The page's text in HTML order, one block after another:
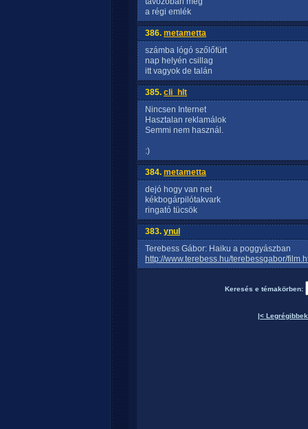
a régi emlék
386. metametta
számba lógó szőlőfürt
nap helyén csillag
itt vagyok de talán
385. cli_hlt
Nincsen Internet
Hasztalan reklamálok
Semmi nem használ.
:)
384. metametta
dejó hogy van net
kékbogárpilótakvark
ringató tücsök
383. ynul
Terebess Gábor: Haiku a poggyászban
http://www.terebess.hu/terebessgabor/
Keresés e témakörben:
|< Legrégibbek